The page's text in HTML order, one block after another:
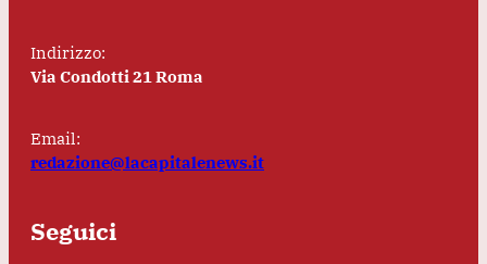
Indirizzo:
Via Condotti 21 Roma
Email:
redazione@lacapitalenews.it
Seguici